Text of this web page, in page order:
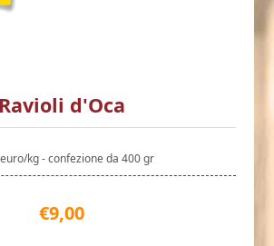
Ravioli d'Oca
kg - confezione da 400 gr
€9,00